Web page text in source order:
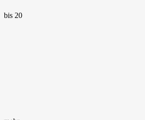
bis 20